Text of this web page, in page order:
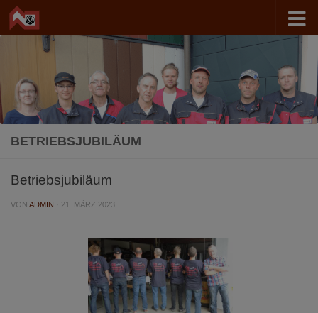
Zum Inhalt springen
BETRIEBSJUBILÄUM
Betriebsjubiläum
VON ADMIN · 21. MÄRZ 2023